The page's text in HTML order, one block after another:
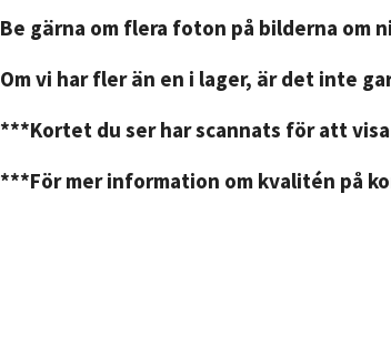
Be gärna om flera foton på bilderna om
Om vi har fler än en i lager, är det inte
***Kortet du ser har scannats för att
***För mer information om kvalitén på